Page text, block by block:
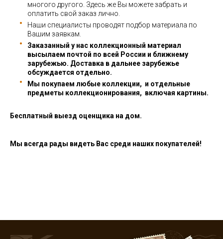
многого другого. Здесь же Вы можете забрать и
оплатить свой заказ лично.
Наши специалисты проводят подбор материала по
Вашим заявкам.
Заказанный у нас коллекционный материал
высылаем почтой по всей России и ближнему
зарубежью. Доставка в дальнее зарубежье
обсуждается отдельно.
Мы покупаем любые коллекции, и отдельные
предметы коллекционирования, включая картины.
Бесплатный выезд оценщика на дом.
Мы всегда рады видеть Вас среди наших покупателей!